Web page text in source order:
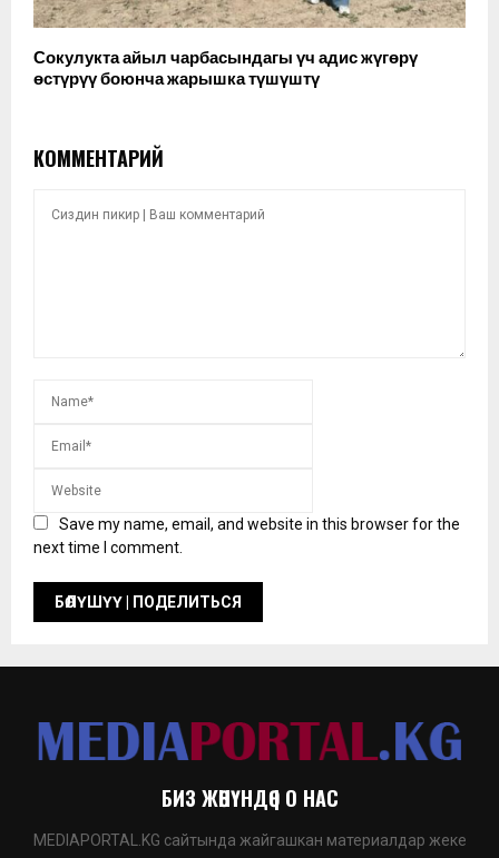
Сокулукта айыл чарбасындагы үч адис жүгөрү
өстүрүү боюнча жарышка түшүштү
КОММЕНТАРИЙ
Save my name, email, and website in this browser for the
next time I comment.
БИЗ ЖӨНҮНДӨ | О НАС
MEDIAPORTAL.KG сайтында жайгашкан материалдар жеке